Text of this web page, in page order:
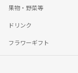
果物・野菜等
ドリンク
フラワーギフト